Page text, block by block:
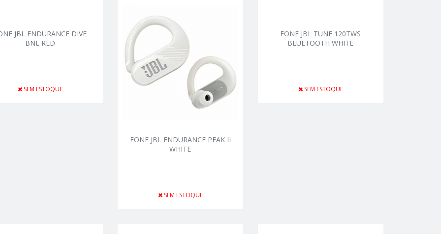
JBL ENDURANCE DIVE
BNL RED
SEM ESTOQUE
FONE JBL ENDURANCE PEAK II
WHITE
SEM ESTOQUE
FONE JBL TUNE 120TWS
BLUETOOTH WHITE
SEM ESTOQUE